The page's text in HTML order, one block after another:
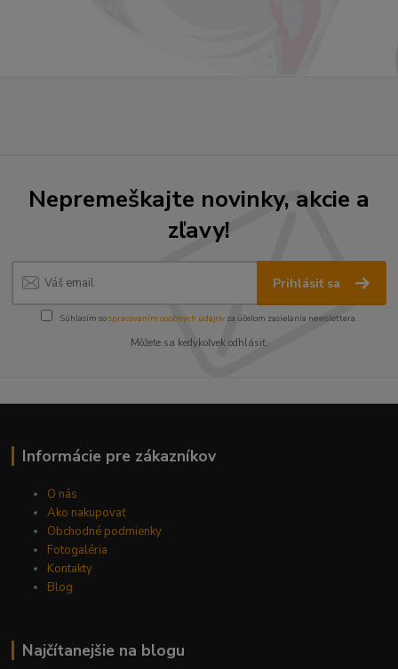
Nepremeškajte novinky, akcie a
zľavy!
Prihlásiť sa
Súhlasím sospracovaním osobných údajov za účelom zasielania newslettera.
Môžete sa kedykoľvek odhlásiť.
Informácie pre zákazníkov
O nás
Ako nakupovať
Obchodné podmienky
Fotogaléria
Kontakty
Blog
Najčítanejšie na blogu